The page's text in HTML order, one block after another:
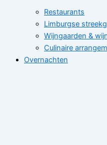
Restaurants
Limburgse
Wijngaarden &
Culinaire
Overnachten